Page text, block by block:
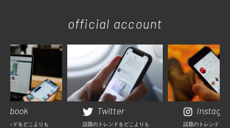
official account
レンドをどこよりも
Twitter
話題のトレンドをどこよりも
話題のトレンドを